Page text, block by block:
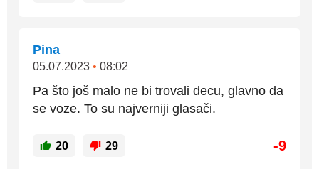
Pina
05.07.2023 • 08:02
Pa što još malo ne bi trovali decu, glavno da
se voze. To su najverniji glasači.
20 29 -9